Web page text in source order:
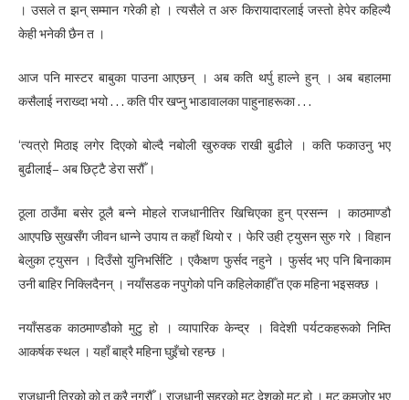
। उसले त झन् सम्मान गरेकी हो । त्यसैले त अरु किरायादारलाई जस्तो हेपेर कहिल्यै
केही भनेकी छैन त ।
आज पनि मास्टर बाबुका पाउना आएछन् । अब कति थर्पु हाल्ने हुन् । अब बहालमा
कसैलाई नराख्दा भयो . . . कति पीर खप्नु भाडावालका पाहुनाहरूका . . .
‘त्यत्रो मिठाइ लगेर दिएको बोल्दै नबोली खुरुक्क राखी बुढीले । कति फकाउनु भए
बुढीलाई– अब छिट्टै डेरा सरौँ ।
ठूला ठाउँमा बसेर ठूलै बन्ने मोहले राजधानीतिर खिचिएका हुन् प्रसन्न । काठमाण्डौ
आएपछि सुखसँग जीवन धान्ने उपाय त कहाँ थियो र । फेरि उही ट्युसन सुरु गरे । विहान
बेलुका ट्युसन । दिउँसो युनिभर्सिटि । एकैक्षण फुर्सद नहुने । फुर्सद भए पनि बिनाकाम
उनी बाहिर निक्लिदैनन् । नयाँसडक नपुगेको पनि कहिलेकाहीँ त एक महिना भइसक्छ ।
नयाँसडक काठमाण्डौको मुटु हो । व्यापारिक केन्द्र । विदेशी पर्यटकहरूको निम्ति
आकर्षक स्थल । यहाँ बाह्रै महिना घुइँचो रहन्छ ।
राजधानी तिरको को त कुरै नगरौँ । राजधानी सहरको मुुटु देशको मुटु हो । मुटु कमजोर भए